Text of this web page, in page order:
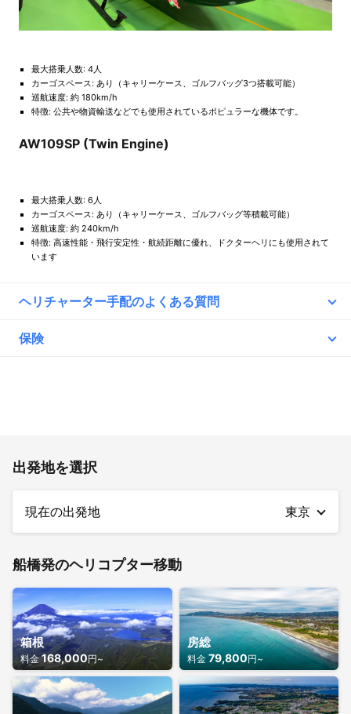
最大搭乗人数: 4人
カーゴスペース: あり（キャリーケース、ゴルフバッグ3つ搭載可能）
巡航速度: 約 180km/h
特徴: 公共や物資輸送などでも使用されているポピュラーな機体です。
AW109SP (Twin Engine)
最大搭乗人数: 6人
カーゴスペース: あり（キャリーケース、ゴルフバッグ等積載可能）
巡航速度: 約 240km/h
特徴: 高速性能・飛行安定性・航続距離に優れ、ドクターヘリにも使用されて
います
ヘリチャーター手配のよくある質問
A. ①お出かけ前に必ずメールをご確認ください。※悪天候等によりフライト
と待ち時間が長い可能性がございます。）
⑤現地ヘリポートへ到着後はすぐに解散いただけます。
Q. 荷物はどのくらい乗りますか？
A. 荷物は機内持ち込みサイズ（キャリーバッグは除く）の手荷物のみ、お一
人さま１つずつお持ち込みいただけます。当日出発地でサイズがオーバー
していると判断された場合、持ち込みしていただけない場合もございます
ので、あらかじめお問い合わせの上ご確認いただきます様よろしくお願い
いたします。
保険
出発地を選択
現在の出発地 東京
船橋発のヘリコプター移動
箱根
料金168,000円~
房総
料金 79,800円~